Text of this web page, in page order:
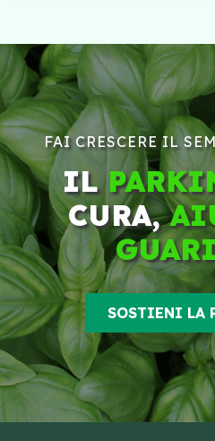
FAI CRESCERE IL
IL
CURA,
SOSTIENI LA